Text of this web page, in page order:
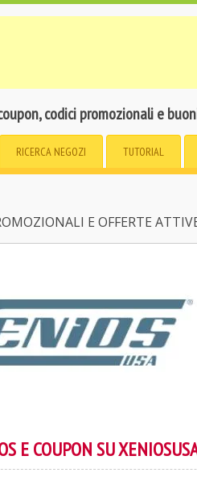
codici promozionali e
RICERCA NEGOZI TUTORIAL
E OFFERTE
E COUPON SU